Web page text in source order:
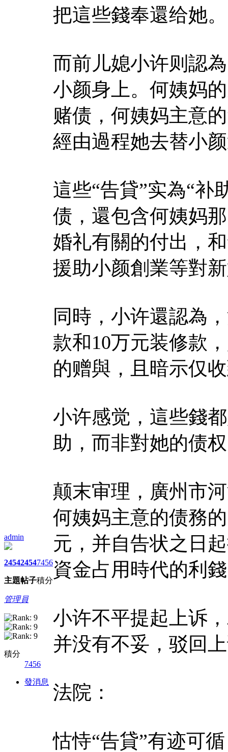
admin
2454
主題
2454
帖子
7456
積分
管理員
積分
7456
發消息
把這些錢奉還给她。
而前儿媳小许则認
小颜身上。何姨妈
赌债，何姨妈主意
經由過程她去替小
這些“告貸”实為“补
债，還包含何姨妈
婚礼有關的付出，
援助小颜創業等對
同時，小许還認為
款和10万元装修款
的赠與，且暗示仅
小许感觉，這些錢
助，而非對她的债
颠末审理，廣州市
何姨妈主意的债務
元，并自告状之日
資金占用時代的利
小许不平提起上诉
并没有不妥，驳回
法院：
怙恃“告貸”有迹可